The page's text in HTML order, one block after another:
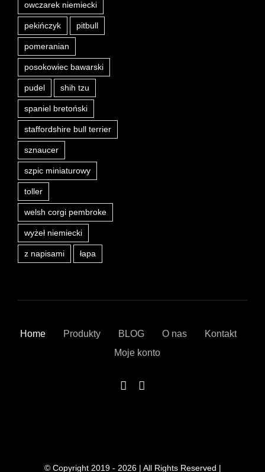
owczarek niemiecki
pekińczyk pitbull
pomeranian
posokowiec bawarski
pudel shih tzu
spaniel bretoński
staffordshire bull terrier
sznaucer
szpic miniaturowy
toller
welsh corgi pembroke
wyżeł niemiecki
z napisami łapa
Home Produkty BLOG O nas
Kontakt
Moje konto
© Copyright 2019 - 2026 | All Rights Reserved |